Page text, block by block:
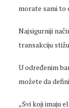
morate sami to
Najsigurniji
transakciju
U određenim
možete da
„Svi koji imaju